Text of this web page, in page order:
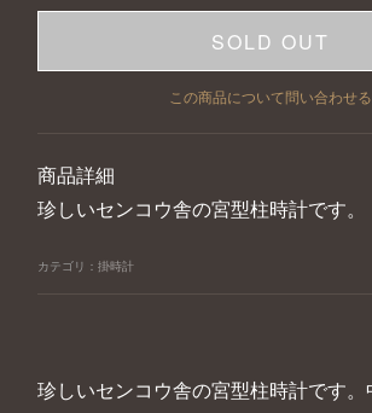
SOLD OUT
この商品について問い合わせる
商品詳細
珍しいセンコウ舎の宮型柱時計です。
カテゴリ ： 掛時計
珍しいセンコウ舎の宮型柱時計です。